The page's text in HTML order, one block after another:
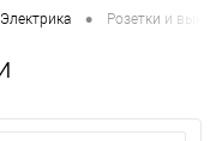
Электрика • Розетки и